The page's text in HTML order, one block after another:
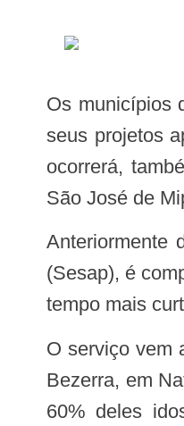
Os municípios de Macaíba e Ceará-Mirim foram considerados aptos a implantar o Serviço de Atenção Domiciliar (SAD), tendo
seus projetos
ocorrerá,
São José de
Anteriormente denominado de Programa de Internação Domiciliar (PID), o SAD, da Secretaria de Estado da Saúde Pública
(Sesap), é
tempo mais
O serviço vem atuando nos hospitais da rede estadual – hospitais Monsenhor Walfredo Gurgel, Giselda Trigueiro e José Pedro
Bezerra, em
60% deles